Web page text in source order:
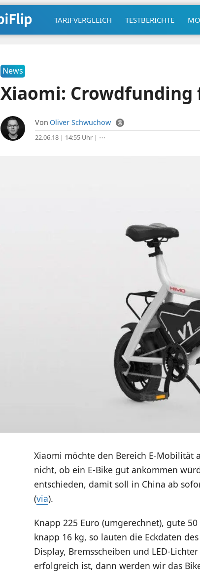
TARIFVERGLEICH TESTBERICHTE
News
Xiaomi: Crowdfunding
Von Oliver Schwuchow
22.06.18 | 14:55 Uhr| ⋯
Xiaomi möchte den Bereich E-Mobilität
nicht, ob ein E-Bike gut ankommen
entschieden, damit soll in China ab
(via).
Knapp 225 Euro (umgerechnet), gute
knapp 16 kg, so lauten die Eckdaten
Display, Bremsscheiben und LED-
erfolgreich ist, dann werden wir das